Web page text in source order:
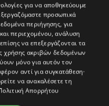
για να αποθηκεύουμε
προσωπικά
περιήγησης, για
περιεχομένου, ανάλυση
να επεξεργάζονται τα
χρήσης ακριβών δεδομένων
μόνο για αυτόν τον
αντί για συγκατάθεση·
να ανακαλέσετε τη
Απορρήτου